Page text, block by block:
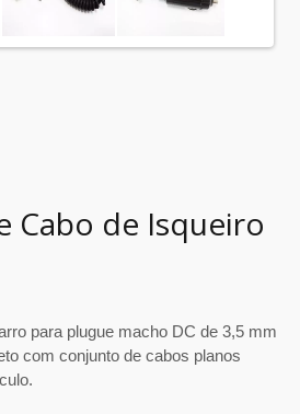
Cabo de Isqueiro
para plugue macho DC de 3,5 mm
com conjunto de cabos planos